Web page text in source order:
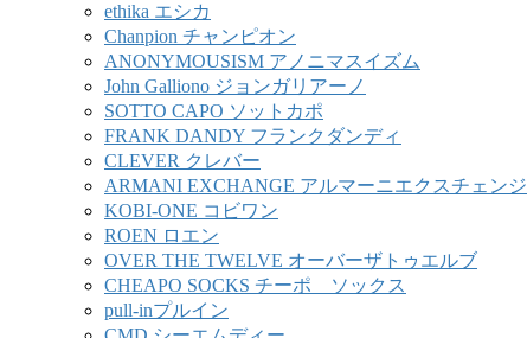
ethika エシカ
Chanpion チャンピオン
ANONYMOUSISM アノニマスイズム
John Galliono ジョンガリアーノ
SOTTO CAPO ソットカポ
FRANK DANDY フランクダンディ
CLEVER クレバー
ARMANI EXCHANGE アルマーニエクスチェンジ
KOBI-ONE コビワン
ROEN ロエン
OVER THE TWELVE オーバーザトゥエルブ
CHEAPO SOCKS チーポ ソックス
pull-inプルイン